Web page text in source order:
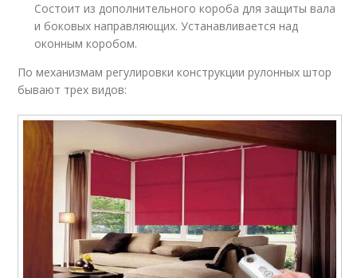
Состоит из дополнительного короба для защиты вала
и боковых направляющих. Устанавливается над
оконным коробом.
По механизмам регулировки конструкции рулонных штор
бывают трех видов: